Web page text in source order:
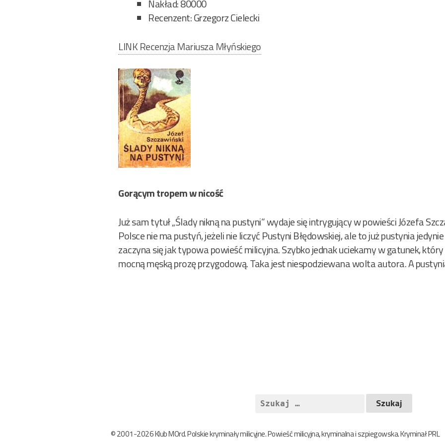
Nakład: 80000
Recenzent: Grzegorz Cielecki
LINK Recenzja Mariusza Młyńskiego
Gorącym tropem w nicość
Już sam tytuł „Ślady nikną na pustyni” wydaje się intrygujący w powieści Józefa
Polsce nie ma pustyń, jeżeli nie liczyć Pustyni Błędowskiej, ale to już pustynia
zaczyna się jak typowa powieść milicyjna. Szybko jednak uciekamy w gatunek,
mocną męską prozę przygodową. Taka jest niespodziewana wolta autora. A
Szukaj:
© 2001-2026 Klub MOrd. Polskie kryminały milicyjne. Powieść milicyjna, kryminalna i szpiegowska. Kryminał PRL